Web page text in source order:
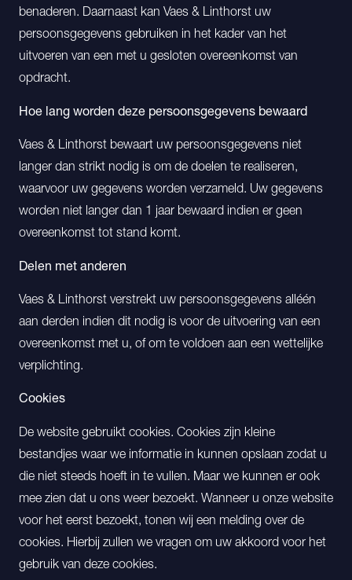
benaderen. Daarnaast kan Vaes & Linthorst uw
persoonsgegevens gebruiken in het kader van het
uitvoeren van een met u gesloten overeenkomst van
opdracht.
Hoe lang worden deze persoonsgegevens bewaard
Vaes & Linthorst bewaart uw persoonsgegevens niet
langer dan strikt nodig is om de doelen te realiseren,
waarvoor uw gegevens worden verzameld. Uw gegevens
worden niet langer dan 1 jaar bewaard indien er geen
overeenkomst tot stand komt.
Delen met anderen
Vaes & Linthorst verstrekt uw persoonsgegevens alléén
aan derden indien dit nodig is voor de uitvoering van een
overeenkomst met u, of om te voldoen aan een wettelijke
verplichting.
Cookies
De website gebruikt cookies. Cookies zijn kleine
bestandjes waar we informatie in kunnen opslaan zodat u
die niet steeds hoeft in te vullen. Maar we kunnen er ook
mee zien dat u ons weer bezoekt. Wanneer u onze website
voor het eerst bezoekt, tonen wij een melding over de
cookies. Hierbij zullen we vragen om uw akkoord voor het
gebruik van deze cookies.